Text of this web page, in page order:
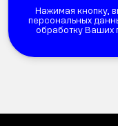
Нажимая кнопку,
персональных
обработку Ваших